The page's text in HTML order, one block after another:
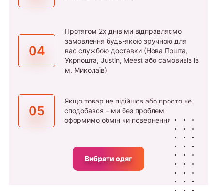
04
Протягом 2х днів ми відправляємо
замовлення будь-якою зручною для
вас службою доставки (Нова Пошта,
Укрпошта, Justin, Meest або самовивіз із
м. Миколаїв)
05
Якщо товар не підійшов або просто не
сподобався – ми без проблем
оформимо обмін чи повернення
Вибрати одяг